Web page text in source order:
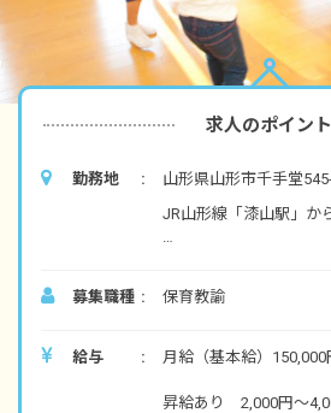
求人のポイント
勤務地
山形県山形市千手堂
JR山形線「漆山駅」か
園から徒歩6分程度の距
あります。
募集職種 保育教諭
給与 月給（基本給）150,000
昇給あり 2,000円〜